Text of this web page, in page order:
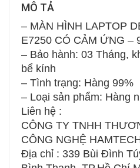
MÔ TẢ
– MÀN HÌNH LAPTOP
E7250 CÓ CẢM ỨNG –
– Bảo hành: 03 Tháng,
bể kính
– Tình trạng: Hàng 99%
– Loại sản phẩm: Hàng
Liên hệ :
CÔNG TY TNHH
CÔNG NGHỆ
Địa chỉ : 339 Bùi Đình